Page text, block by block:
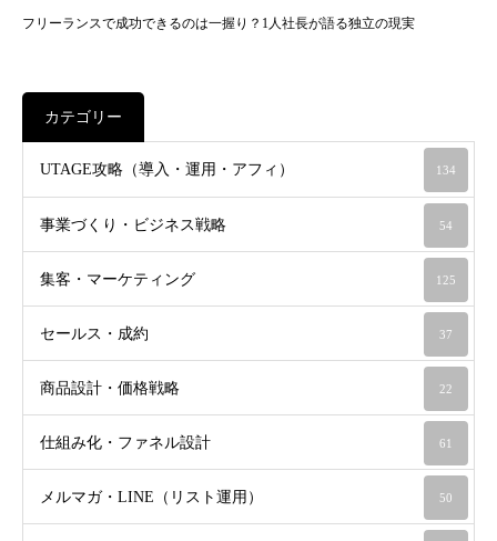
フリーランスで成功できるのは一握り？1人社長が語る独立の現実
カテゴリー
UTAGE攻略（導入・運用・アフィ） 134
事業づくり・ビジネス戦略 54
集客・マーケティング 125
セールス・成約 37
商品設計・価格戦略 22
仕組み化・ファネル設計 61
メルマガ・LINE（リスト運用） 50